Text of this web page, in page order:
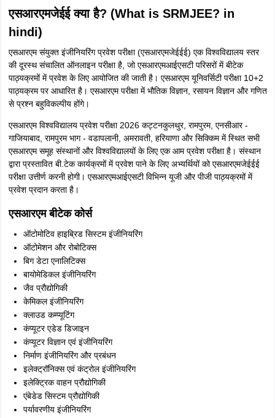
एसआरएमजेईई क्या है? (What is SRMJEE? in
hindi)
एसआरएम संयुक्त इंजीनियरिंग प्रवेश परीक्षा (एसआरएमजेईईई) एक विश्वविद्यालय स्तर
की दूरस्थ संचालित ऑनलाइन परीक्षा है, जो एसआरएमआईएसटी परिसरों में बीटेक
पाठ्यक्रमों में प्रवेश के लिए आयोजित की जाती है। एसआरएम यूनिवर्सिटी परीक्षा 10+2
पाठ्यक्रम पर आधारित है। एसआरएम परीक्षा में भौतिक विज्ञान, रसायन विज्ञान और गणित
से प्रश्न बहुविकल्पीय होंगे।
एसआरएम विश्वविद्यालय प्रवेश परीक्षा 2026 कट्टनकुलथुर, रामपुरम, एनसीआर -
गाजियाबाद, रामपुरम भाग - वडापलानी, अमरावती, हरियाणा और सिक्किम में स्थित सभी
एसआरएम समूह संस्थानों और विश्वविद्यालयों के लिए एक आम प्रवेश परीक्षा है। संस्थान
द्वारा प्रस्तावित बी.टेक कार्यक्रमों में प्रवेश पाने के लिए अभ्यर्थियों को एसआरएमजेईईई
परीक्षा उत्तीर्ण करनी होगी। एसआरएमआईएसटी विभिन्न यूजी और पीजी पाठ्यक्रमों में
प्रवेश प्रदान करता है।
एसआरएम बीटेक कोर्स
ऑटोमोटिव हाइब्रिड सिस्टम इंजीनियरिंग
ऑटोमेशन और रोबोटिक्स
बिग डेटा एनालिटिक्स
बायोमेडिकल इंजीनियरिंग
जैव प्रौद्योगिकी
केमिकल इंजीनियरिंग
क्लाउड कम्प्यूटिंग
कंप्यूटर एडेड डिजाइन
कंप्यूटर विज्ञान एवं इंजीनियरिंग
निर्माण इंजीनियरिंग और प्रबंधन
इलेक्ट्रॉनिक्स एवं कंट्रोल इंजीनियरिंग
इलेक्ट्रिक वाहन प्रौद्योगिकी
एंबेडेड सिस्टम प्रौद्योगिकी
पर्यावरणीय इंजीनियरिंग